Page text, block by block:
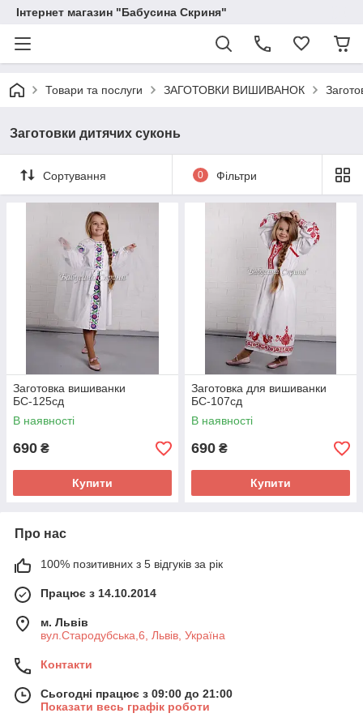
Інтернет магазин "Бабусина Скриня"
Товари та послуги ЗАГОТОВКИ ВИШИВАНОК
Заготовки дитячих суконь
Сортування 0 Фільтри
Заготовка вишиванки
БС-125сд
В наявності
690 ₴
Купити
Заготовка для вишиванки
БС-107сд
В наявності
690 ₴
Купити
Про нас
100% позитивних з 5 відгуків за рік
Працює з 14.10.2014
м. Львів
вул.Стародубська,6, Львів, Україна
Контакти
Сьогодні працює з 09:00 до 21:00
Показати весь графік роботи